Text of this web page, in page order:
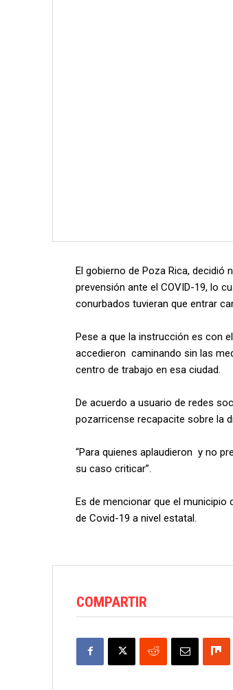
El gobierno de Poza Rica,
prevensión ante el COVID-19, lo
conurbados tuvieran que entrar
Pese a que la instrucción es con
accedieron caminando sin las
centro de trabajo en esa ciudad.
De acuerdo a usuario de redes
pozarricense recapacite sobre la
“Para quienes aplaudieron y no
su caso criticar”.
Es de mencionar que el
de Covid-19 a nivel estatal.
COMPARTIR